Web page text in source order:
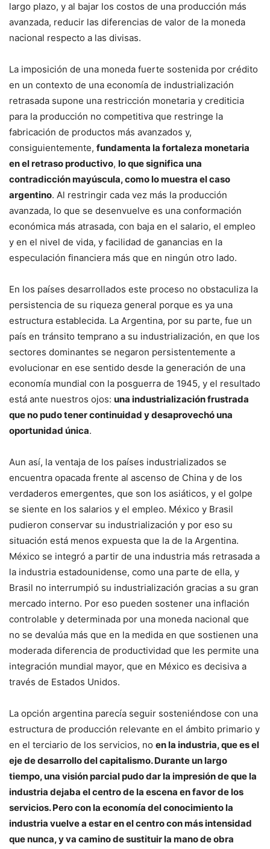
largo plazo, y al bajar los costos de una producción más
avanzada, reducir las diferencias de valor de la moneda
nacional respecto a las divisas.
La imposición de una moneda fuerte sostenida por crédito
en un contexto de una economía de industrialización
retrasada supone una restricción monetaria y crediticia
para la producción no competitiva que restringe la
fabricación de productos más avanzados y,
consiguientemente, fundamenta la fortaleza monetaria
en el retraso productivo, lo que significa una
contradicción mayúscula, como lo muestra el caso
argentino. Al restringir cada vez más la producción
avanzada, lo que se desenvuelve es una conformación
económica más atrasada, con baja en el salario, el empleo
y en el nivel de vida, y facilidad de ganancias en la
especulación financiera más que en ningún otro lado.
En los países desarrollados este proceso no obstaculiza la
persistencia de su riqueza general porque es ya una
estructura establecida. La Argentina, por su parte, fue un
país en tránsito temprano a su industrialización, en que los
sectores dominantes se negaron persistentemente a
evolucionar en ese sentido desde la generación de una
economía mundial con la posguerra de 1945, y el resultado
está ante nuestros ojos: una industrialización frustrada
que no pudo tener continuidad y desaprovechó una
oportunidad única.
Aun así, la ventaja de los países industrializados se
encuentra opacada frente al ascenso de China y de los
verdaderos emergentes, que son los asiáticos, y el golpe
se siente en los salarios y el empleo. México y Brasil
pudieron conservar su industrialización y por eso su
situación está menos expuesta que la de la Argentina.
México se integró a partir de una industria más retrasada a
la industria estadounidense, como una parte de ella, y
Brasil no interrumpió su industrialización gracias a su gran
mercado interno. Por eso pueden sostener una inflación
controlable y determinada por una moneda nacional que
no se devalúa más que en la medida en que sostienen una
moderada diferencia de productividad que les permite una
integración mundial mayor, que en México es decisiva a
través de Estados Unidos.
La opción argentina parecía seguir sosteniéndose con una
estructura de producción relevante en el ámbito primario y
en el terciario de los servicios, no en la industria, que es el
eje de desarrollo del capitalismo. Durante un largo
tiempo, una visión parcial pudo dar la impresión de que la
industria dejaba el centro de la escena en favor de los
servicios. Pero con la economía del conocimiento la
industria vuelve a estar en el centro con más intensidad
que nunca, y va camino de sustituir la mano de obra